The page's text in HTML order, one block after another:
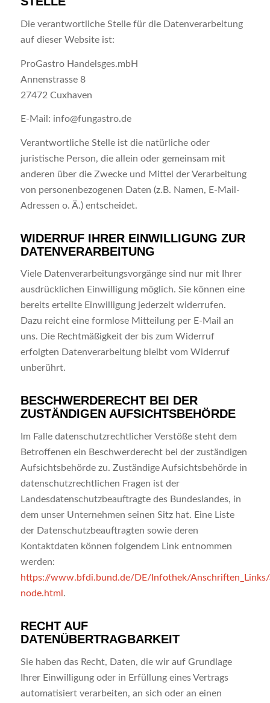
Die verantwortliche Stelle für die Datenverarbeitung
auf dieser Website ist:
ProGastro Handelsges.mbH
Annenstrasse 8
27472 Cuxhaven
E-Mail: info@fungastro.de
Verantwortliche Stelle ist die natürliche oder
juristische Person, die allein oder gemeinsam mit
anderen über die Zwecke und Mittel der Verarbeitung
von personenbezogenen Daten (z.B. Namen, E-Mail-
Adressen o. Ä.) entscheidet.
WIDERRUF IHRER EINWILLIGUNG ZUR
DATENVERARBEITUNG
Viele Datenverarbeitungsvorgänge sind nur mit Ihrer
ausdrücklichen Einwilligung möglich. Sie können eine
bereits erteilte Einwilligung jederzeit widerrufen.
Dazu reicht eine formlose Mitteilung per E-Mail an
uns. Die Rechtmäßigkeit der bis zum Widerruf
erfolgten Datenverarbeitung bleibt vom Widerruf
unberührt.
BESCHWERDERECHT BEI DER
ZUSTÄNDIGEN AUFSICHTSBEHÖRDE
Im Falle datenschutzrechtlicher Verstöße steht dem
Betroffenen ein Beschwerderecht bei der zuständigen
Aufsichtsbehörde zu. Zuständige Aufsichtsbehörde in
datenschutzrechtlichen Fragen ist der
Landesdatenschutzbeauftragte des Bundeslandes, in
dem unser Unternehmen seinen Sitz hat. Eine Liste
der Datenschutzbeauftragten sowie deren
Kontaktdaten können folgendem Link entnommen
werden:
https://www.bfdi.bund.de/DE/Infothek/
node.html .
RECHT AUF
DATENÜBERTRAGBARKEIT
Sie haben das Recht, Daten, die wir auf Grundlage
Ihrer Einwilligung oder in Erfüllung eines Vertrags
automatisiert verarbeiten, an sich oder an einen